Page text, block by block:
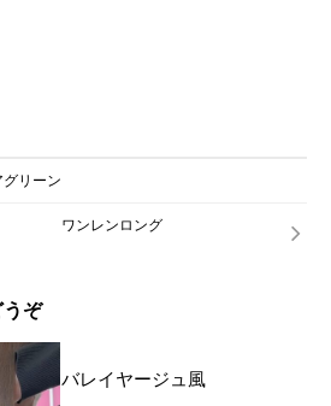
グリーン
ワンレンロング
うぞ
バレイヤージュ風